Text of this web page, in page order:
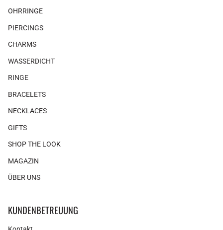
OHRRINGE
PIERCINGS
CHARMS
WASSERDICHT
RINGE
BRACELETS
NECKLACES
GIFTS
SHOP THE LOOK
MAGAZIN
ÜBER UNS
KUNDENBETREUUNG